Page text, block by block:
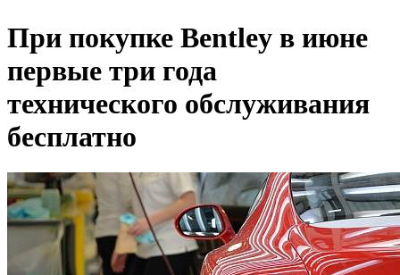
При покупке Bentley в июне
первые три года
технического обслуживания
бесплатно